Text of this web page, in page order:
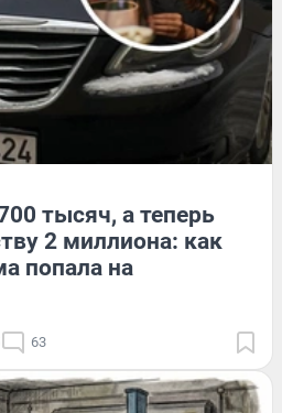
тысяч, а теперь
2 миллиона: как
попала на
63